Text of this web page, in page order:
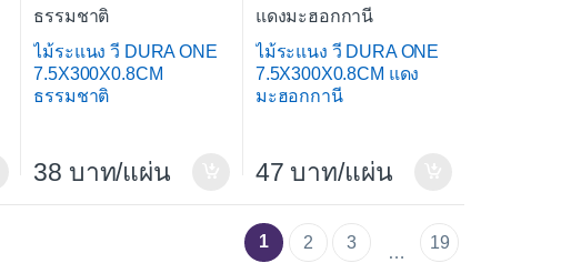
ไม้ระแนง วี DURA ONE
7.5X300X0.8CM
ธรรมชาติ
38 /แผ่น
ไม้ระแนง วี DURA ONE
7.5X300X0.8CM แดง
มะฮอกกานี
47 /แผ่น
1 2 3
…
19